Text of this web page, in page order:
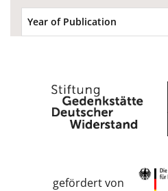
Year of Publication
gefördert von